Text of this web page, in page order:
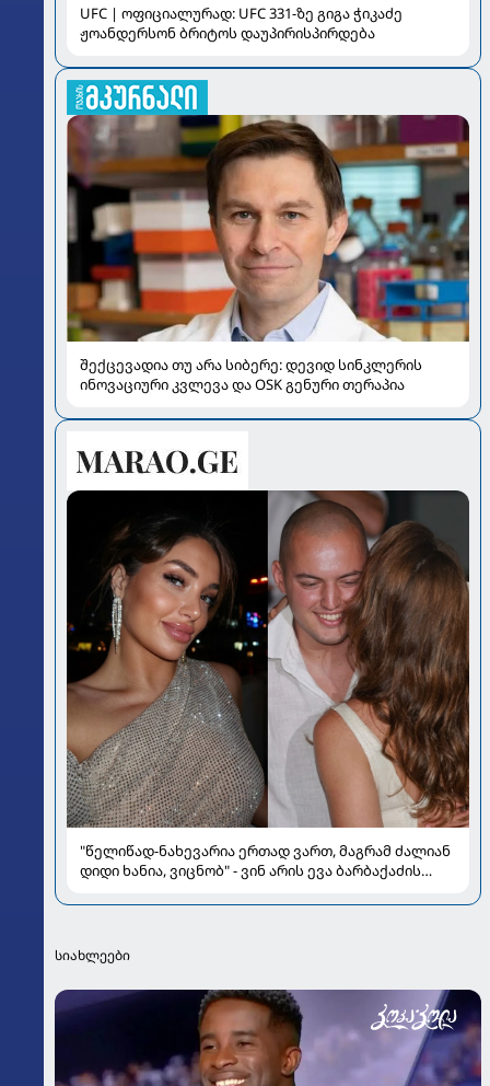
UFC | ოფიციალურად: UFC 331-ზე გიგა ჭიკაძე
ჟოანდერსონ ბრიტოს დაუპირისპირდება
შექცევადია თუ არა სიბერე: დევიდ სინკლერის
ინოვაციური კვლევა და OSK გენური თერაპია
"წელიწად-ნახევარია ერთად ვართ, მაგრამ ძალიან
დიდი ხანია, ვიცნობ" - ვინ არის ევა ბარბაქაძის
სიახლეები